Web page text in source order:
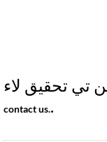
contact us..